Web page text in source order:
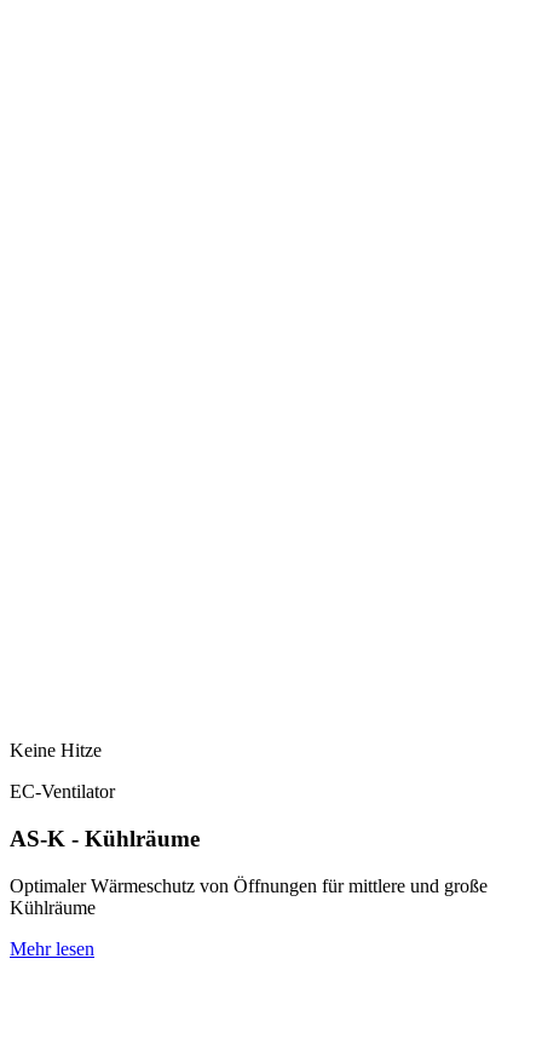
Keine Hitze
EC-Ventilator
AS-K - Kühlräume
Optimaler Wärmeschutz von Öffnungen für mittlere und große
Kühlräume
Mehr lesen